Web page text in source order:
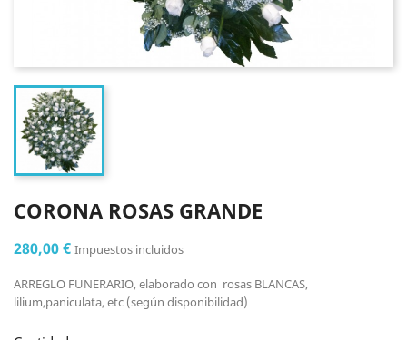
CORONA ROSAS GRANDE
280,00 € Impuestos incluidos
ARREGLO FUNERARIO, elaborado con rosas BLANCAS,
lilium,paniculata, etc (según disponibilidad)